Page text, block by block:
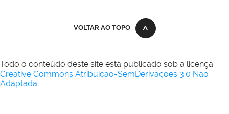
VOLTAR AO TOPO
Todo o conteúdo deste site está publicado sob a licença
Creative Commons Atribuição-SemDerivações 3.0 Não
Adaptada.